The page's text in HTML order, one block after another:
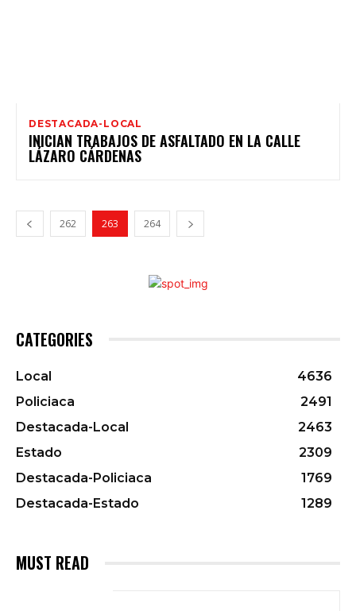
DESTACADA-LOCAL
INICIAN TRABAJOS DE ASFALTADO EN LA CALLE
LÁZARO CÁRDENAS
262 263 264
CATEGORIES
Local
4636
Policiaca
2491
Destacada-Local
2463
Estado
2309
Destacada-Policiaca
1769
Destacada-Estado
1289
MUST READ